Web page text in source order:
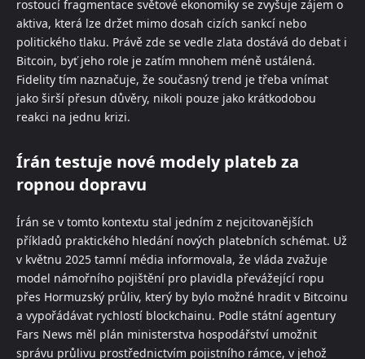
rostoucí fragmentace světové ekonomiky se zvyšuje zájem o
aktiva, která lze držet mimo dosah cizích sankcí nebo
politického tlaku. Právě zde se vedle zlata dostává do debat i
Bitcoin, byť jeho role je zatím mnohem méně ustálená.
Fidelity tím naznačuje, že současný trend je třeba vnímat
jako širší přesun důvěry, nikoli pouze jako krátkodobou
reakci na jednu krizi.
Írán testuje nové modely plateb za
ropnou dopravu
Írán se v tomto kontextu stal jedním z nejcitovanějších
příkladů praktického hledání nových platebních schémat. Už
v květnu 2025 tamní média informovala, že vláda zvažuje
model námořního pojištění pro plavidla převážející ropu
přes Hormuzský průliv, který by bylo možné hradit v Bitcoinu
a vypořádávat rychlostí blockchainu. Podle státní agentury
Fars News měl plán ministerstva hospodářství umožnit
správu průlivu prostřednictvím pojistního rámce, v jehož